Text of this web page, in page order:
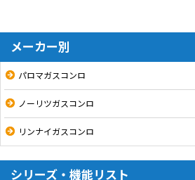
メーカー別
パロマガスコンロ
ノーリツガスコンロ
リンナイガスコンロ
シリーズ・機能リスト